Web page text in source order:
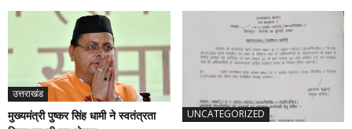
उत्तराखंड
मुख्यमंत्री पुष्कर सिंह धामी ने स्वतंत्रता
UNCATEGORIZED